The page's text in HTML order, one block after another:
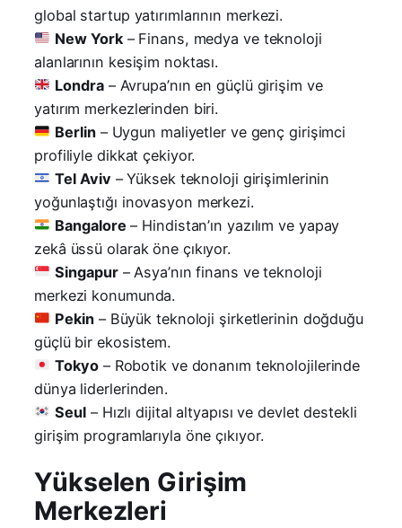
global startup yatırımlarının merkezi.
New York– Finans, medya ve teknoloji
alanlarının kesişim noktası.
Londra– Avrupa’nın en güçlü girişim ve
yatırım merkezlerinden biri.
Berlin– Uygun maliyetler ve genç girişimci
profiliyle dikkat çekiyor.
Tel Aviv – Yüksek teknoloji girişimlerinin
yoğunlaştığı inovasyon merkezi.
Bangalore – Hindistan’ın yazılım ve yapay
zekâ üssü olarak öne çıkıyor.
Singapur– Asya’nın finans ve teknoloji
merkezi konumunda.
Pekin– Büyük teknoloji şirketlerinin doğduğu
güçlü bir ekosistem.
Tokyo– Robotik ve donanım teknolojilerinde
dünya liderlerinden.
Seul – Hızlı dijital altyapısı ve devlet destekli
girişim programlarıyla öne çıkıyor.
Yükselen Girişim
Merkezleri